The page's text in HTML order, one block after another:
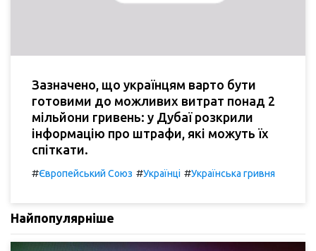
Зазначено, що українцям варто бути
готовими до можливих витрат понад 2
мільйони гривень: у Дубаї розкрили
інформацію про штрафи, які можуть їх
спіткати.
#Європейський Союз #Українці #Українська гривня
Найпопулярніше